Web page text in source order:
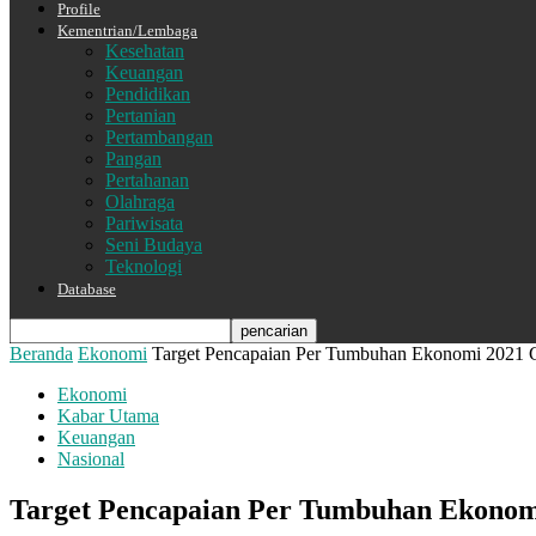
Profile
Kementrian/Lembaga
Kesehatan
Keuangan
Pendidikan
Pertanian
Pertambangan
Pangan
Pertahanan
Olahraga
Pariwisata
Seni Budaya
Teknologi
Database
Beranda Ekonomi Target Pencapaian Per Tumbuhan Ekonomi 2021
Ekonomi
Kabar Utama
Keuangan
Nasional
Target Pencapaian Per Tumbuhan